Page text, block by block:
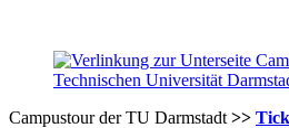
Campustour der TU Darmstadt >>